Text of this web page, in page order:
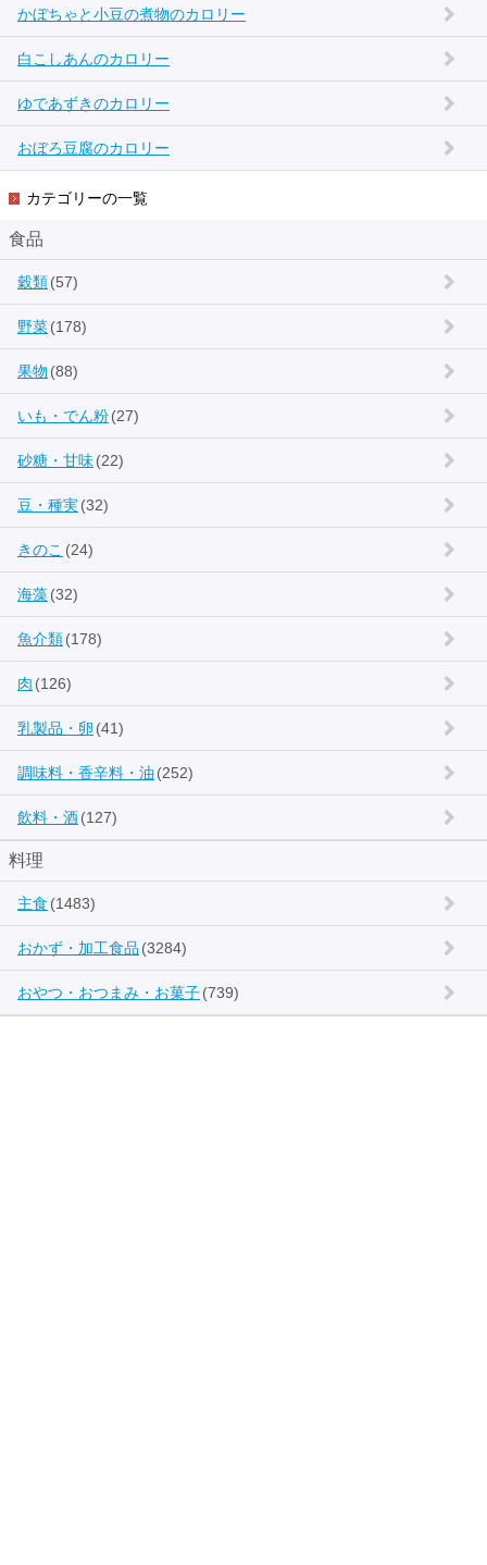
かぼちゃと小豆の煮物のカロリー
白こしあんのカロリー
ゆであずきのカロリー
おぼろ豆腐のカロリー
カテゴリーの一覧
食品
穀類(57)
野菜(178)
果物 (88)
いも・でん粉(27)
砂糖・甘味(22)
豆・種実(32)
きのこ (24)
海藻(32)
魚介類(178)
肉 (126)
乳製品・卵 (41)
調味料・香辛料・油 (252)
飲料・酒(127)
料理
主食 (1483)
おかず・加工食品 (3284)
おやつ・おつまみ・お菓子(739)